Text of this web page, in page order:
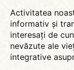
Activitatea
informativ și
interesați de
nevăzute ale
integrative